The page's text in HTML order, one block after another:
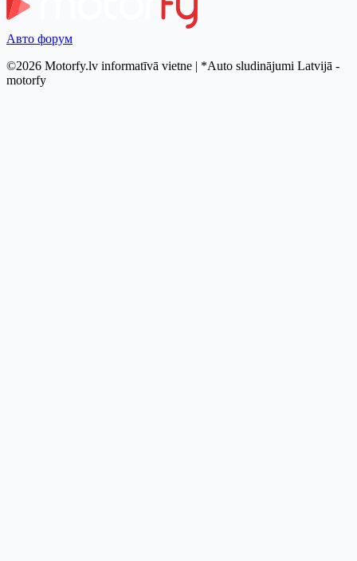
Авто форум
©2026 Motorfy.lv informatīvā vietne | *Auto sludinājumi Latvijā -
motorfy